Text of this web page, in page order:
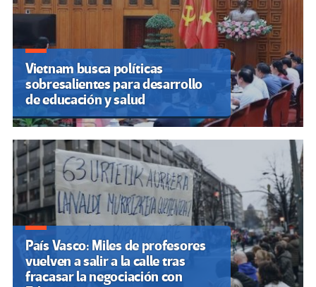
Vietnam busca políticas
sobresalientes para desarrollo
de educación y salud
País Vasco: Miles de profesores
vuelven a salir a la calle tras
fracasar la negociación con